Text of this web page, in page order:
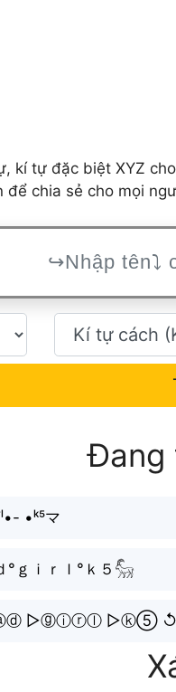
kí tự đặc biệt XYZ cho
chia sẻ cho mọi
Đang
•ᵏ⁵マ
°ｇｉｒｌ°ｋ５𓃵
▷ⓖⓘⓡⓛ ▷ⓚ⑤ ↺